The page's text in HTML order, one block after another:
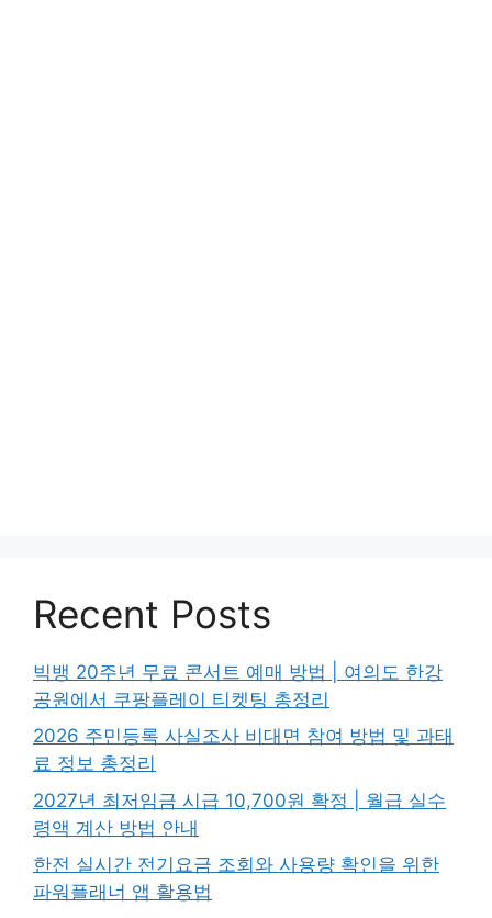
Recent Posts
빅뱅 20주년 무료 콘서트 예매 방법 | 여의도 한강
공원에서 쿠팡플레이 티켓팅 총정리
2026 주민등록 사실조사 비대면 참여 방법 및 과태
료 정보 총정리
2027년 최저임금 시급 10,700원 확정 | 월급 실수
령액 계산 방법 안내
한전 실시간 전기요금 조회와 사용량 확인을 위한
파워플래너 앱 활용법